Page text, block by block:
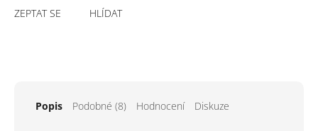
ZEPTAT SE HLÍDAT
Popis Podobné (8) Hodnocení Diskuze